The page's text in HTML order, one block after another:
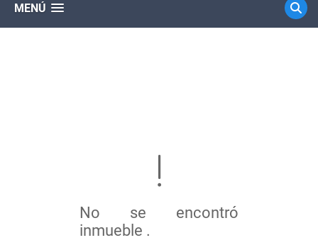
MENÚ
No se encontró
inmueble .